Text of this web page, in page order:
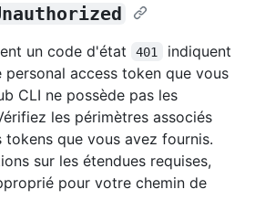
un code d'état 401
indiquent
personal access token que vous
CLI ne possède pas les
les périmètres associés
tokens que vous avez fournis.
sur les étendues requises,
pour votre chemin de